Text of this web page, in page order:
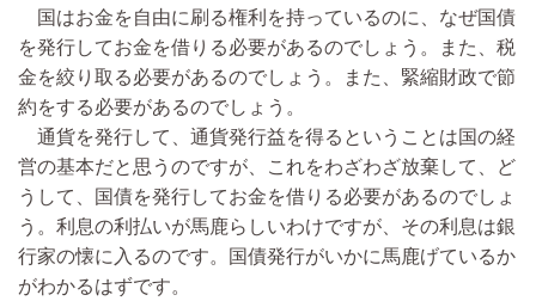
国はお金を自由に刷る権利を持っているのに、なぜ国債
を発行してお金を借りる必要があるのでしょう。また、税
金を絞り取る必要があるのでしょう。また、緊縮財政で節
約をする必要があるのでしょう。
通貨を発行して、通貨発行益を得るということは国の経
営の基本だと思うのですが、これをわざわざ放棄して、ど
うして、国債を発行してお金を借りる必要があるのでしょ
う。利息の利払いが馬鹿らしいわけですが、その利息は銀
行家の懐に入るのです。国債発行がいかに馬鹿げているか
がわかるはずです。